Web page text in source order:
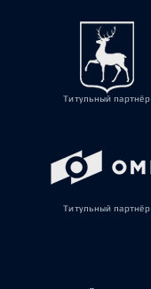
Титульный партнёр
Титульный партнёр